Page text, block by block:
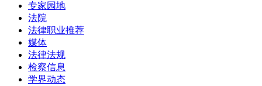
专家园地
法院
法律职业推荐
媒体
法律法规
检察信息
学界动态